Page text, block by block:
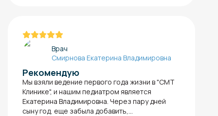
Врач
Смирнова Екатерина Владимировна
Рекомендую
Мы взяли ведение первого года жизни в "СМТ
Клинике", и нашим педиатром является
Екатерина Владимировна. Через пару дней
сыну год, еще забыла добавить,...